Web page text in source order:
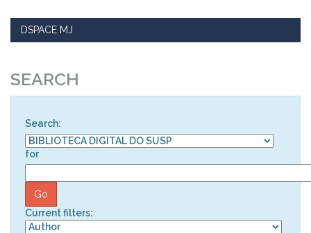
DSPACE MJ
SEARCH
Search:
for
Current filters: